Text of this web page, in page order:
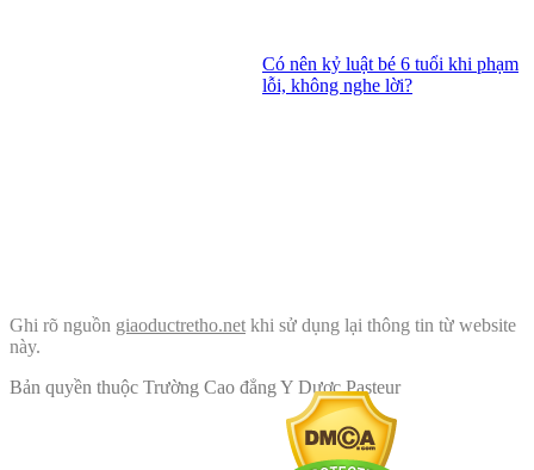
Có nên kỷ luật bé 6 tuổi khi phạm
lỗi, không nghe lời?
Ghi rõ nguồn giaoductretho.net khi sử dụng lại thông tin từ website
này.
Bản quyền thuộc Trường Cao đẳng Y Dược Pasteur